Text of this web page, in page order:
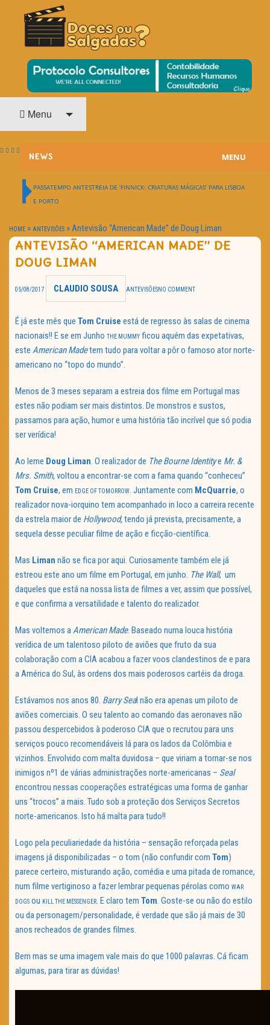
DOCES OU SALGADAS?
O Cinema? Uma Paixão!!
Menu
NEWS
HOME CINEMA
NOTA PESSOAL
TRAILER DO DIA
Política de Privacidade
MENU
PASSATEMPO ANTESTREIA DE ‘FINNICK: CRIATURAS MÁGICAS’ PARA LISBOA
E PORTO
HOME » ANTEVISÕES »Antevisão “American Made” de Doug Liman
ANTEVISÃO “AMERICAN MADE” DE
DOUG LIMAN
05/08/2017 CLAUDIO SOUSA ANTEVISÕESNO COMMENT
É já este mês que Tom Cruise está de regresso às salas de cinema
nacionais!! E se em Junho THE MUMMY ficou aquém das expetativas,
este American Madetem tudo para voltar a pôr o famoso ator norte-
americano no “topo do mundo”.
Menos de 3 meses separam a estreia dos filme em Portugal mas
estes não podiam ser mais distintos. De monstros e sustos,
passamos para ação, humor e uma história tão incrível que só podia
ser verídica!
Ao leme Doug Liman. O realizador de The Bourne Identitye Mr. &
Mrs. Smith, voltou a encontrar-se com a fama quando “conheceu”
Tom Cruise, em EDGE OF TOMORROW. Juntamente com McQuarrie, o
realizador nova-iorquino tem acompanhado in loco a carreira recente
da estrela maior de Hollywood,tendo já prevista, precisamente, a
sequela desse peculiar filme de ação e ficção-científica.
Mas Liman não se fica por aqui. Curiosamente também ele já
estreou este ano um filme em Portugal, em junho. The Wall, um
daqueles que está na nossa lista de filmes a ver, assim que possível,
e que confirma a versatilidade e talento do realizador.
Mas voltemos aAmerican Made. Baseado numa louca história
verídica de um talentoso piloto de aviões que fruto da sua
colaboração com a CIA acabou a fazer voos clandestinos de e para
a América do Sul, às ordens dos mais poderosos cartéis da droga.
Estávamos nos anos 80. Barry Seal não era apenas um piloto de
aviões comerciais. O seu talento ao comando das aeronaves não
passou despercebidos à poderoso CIA que o recrutou para uns
serviços pouco recomendáveis lá para os lados da Colômbia e
vizinhos. Envolvido com malta duvidosa – que viriam a tornar-se nos
inimigos nº1 de várias administrações norte-americanas – Seal
encontrou nessas cooperações estratégicas uma forma de ganhar
uns “trocos” a mais. Tudo sob a proteção dos Serviços Secretos
norte-americanos. Isto há malta para tudo!!
Logo pela peculiariedade da história – sensação reforçada pelas
imagens já disponibilizadas – o tom (não confundir com Tom)
parece certeiro, misturando ação, comédia e uma pitada de romance,
num filme vertiginoso a fazer lembrar pequenas pérolas como WAR
DOGS ou KILL THE MESSENGER. E claro tem Tom. Goste-se ou não do estilo
ou da personagem/personalidade, é verdade que são já mais de 30
anos recheados de grandes filmes.
Bem mas se uma imagem vale mais do que 1000 palavras. Cá ficam
algumas, para tirar as dúvidas!